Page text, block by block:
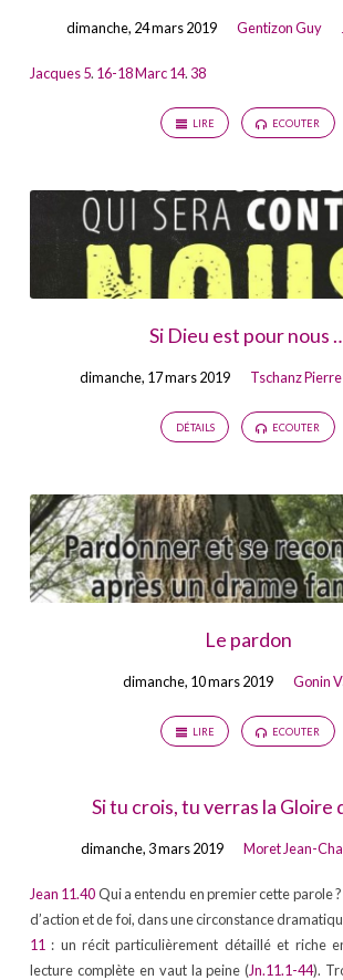
dimanche, 24 mars 2019 Gentizon Guy
Jacques 5. 16-18Marc 14. 38
LIRE ECOUTER
Si Dieu est pour nous
dimanche, 17 mars 2019 Tschanz Pierre
DÉTAILS ECOUTER
Le pardon
dimanche, 10 mars 2019 Gonin
LIRE ECOUTER
Si tu crois, tu verras la Gloire
dimanche, 3 mars 2019 Moret Jean-
Jean 11.40Qui a entendu en premier cette parole
d’action et de foi, dans une circonstance
11 : un récit particulièrement détaillé et riche
lecture complète en vaut la peine (Jn.11.1-44).